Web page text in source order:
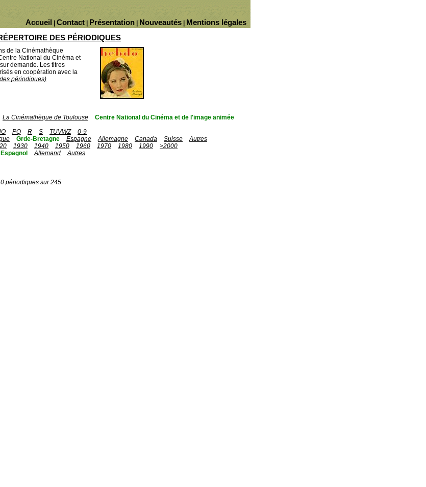
Mentions légales
Nouveautés
Présentation
Contact
Accueil
DES PÉRIODIQUES
de la Cinémathèque
National du Cinéma et
demande. Les titres
en coopération avec la
périodiques)
La Cinémathèque de Toulouse
Centre National du Cinéma et de l'image animée
PQ R S TUVWZ
0-9
Grde-Bretagne Espagne Allemagne Canada Suisse
Autres
1930 1940 1950 1960 1970 1980 1990
>2000
Espagnol Allemand
Autres
périodiques sur 245